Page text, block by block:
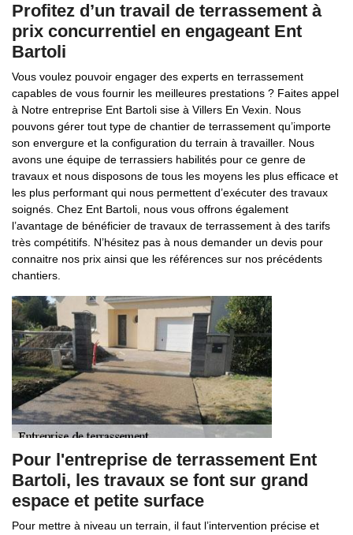
Profitez d’un travail de terrassement à
prix concurrentiel en engageant Ent
Bartoli
Vous voulez pouvoir engager des experts en terrassement
capables de vous fournir les meilleures prestations ? Faites appel
à Notre entreprise Ent Bartoli sise à Villers En Vexin. Nous
pouvons gérer tout type de chantier de terrassement qu’importe
son envergure et la configuration du terrain à travailler. Nous
avons une équipe de terrassiers habilités pour ce genre de
travaux et nous disposons de tous les moyens les plus efficace et
les plus performant qui nous permettent d’exécuter des travaux
soignés. Chez Ent Bartoli, nous vous offrons également
l’avantage de bénéficier de travaux de terrassement à des tarifs
très compétitifs. N’hésitez pas à nous demander un devis pour
connaitre nos prix ainsi que les références sur nos précédents
chantiers.
Pour l'entreprise de terrassement Ent
Bartoli, les travaux se font sur grand
espace et petite surface
Pour mettre à niveau un terrain, il faut l’intervention précise et